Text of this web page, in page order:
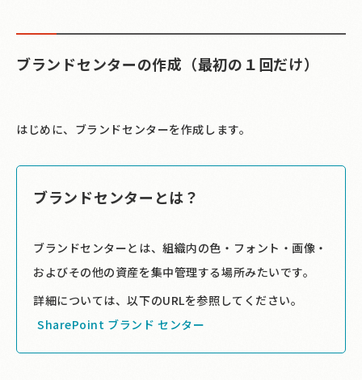
ブランドセンターの作成（最初の１回だけ）
はじめに、ブランドセンターを作成します。
ブランドセンターとは？
ブランドセンターとは、組織内の色・フォント・画像・
およびその他の資産を集中管理する場所みたいです。
詳細については、以下のURLを参照してください。
SharePoint ブランド センター